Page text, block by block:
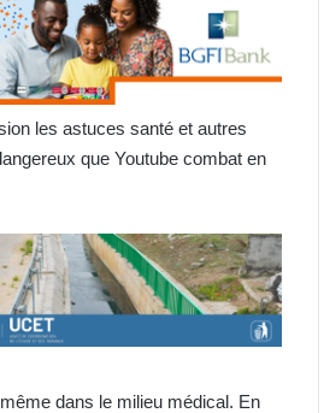
les astuces santé et autres
que Youtube combat en
dans le milieu médical. En